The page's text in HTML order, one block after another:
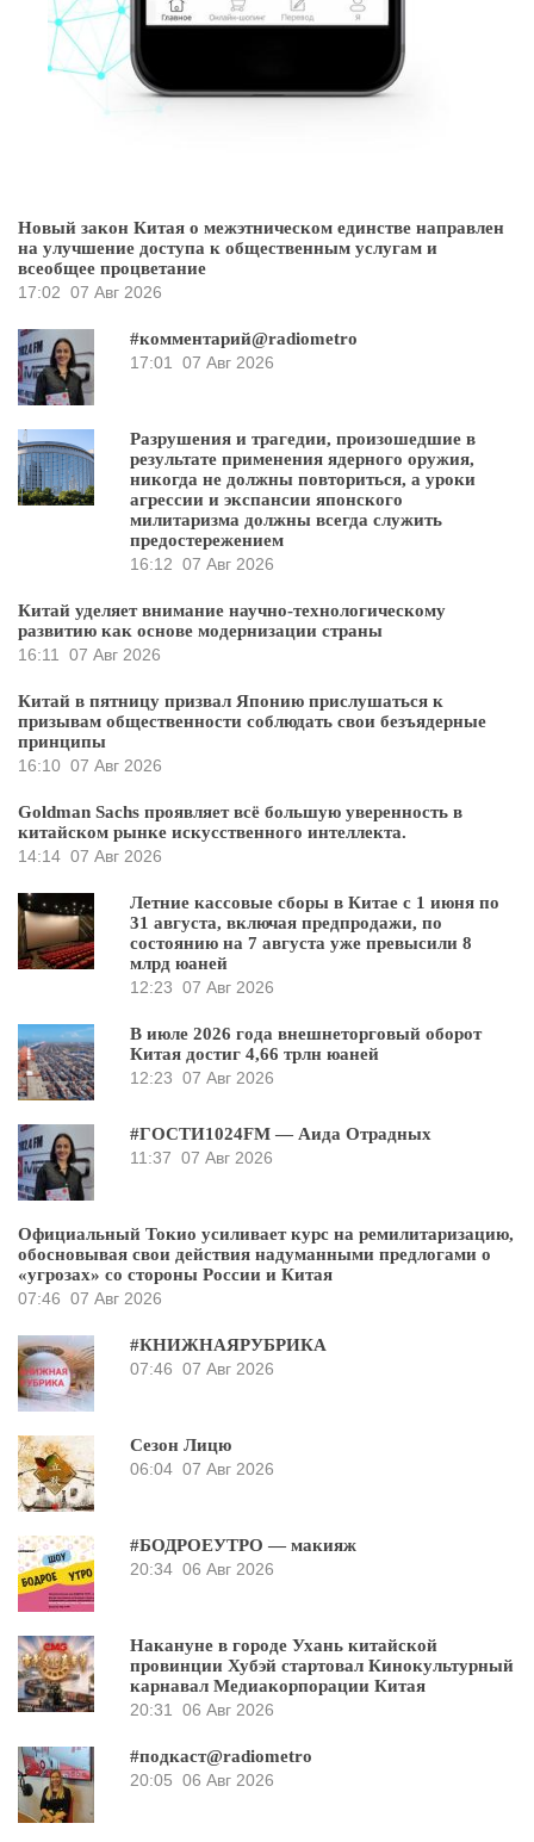
Новый закон Китая о межэтническом единстве направлен
на улучшение доступа к общественным услугам и
всеобщее процветание
17:02 07 Авг 2026
#комментарий@radiometro
17:01
07 Авг 2026
Разрушения и трагедии, произошедшие в
результате применения ядерного оружия,
никогда не должны повториться, а уроки
агрессии и экспансии японского
милитаризма должны всегда служить
предостережением
16:12 07 Авг 2026
Китай уделяет внимание научно-технологическому
развитию как основе модернизации страны
16:11
07 Авг 2026
Китай в пятницу призвал Японию прислушаться к
призывам общественности соблюдать свои безъядерные
принципы
16:10 07 Авг 2026
Goldman Sachs проявляет всё большую уверенность в
китайском рынке искусственного интеллекта.
14:14 07 Авг 2026
Летние кассовые сборы в Китае с 1 июня по
31 августа, включая предпродажи, по
состоянию на 7 августа уже превысили 8
млрд юаней
12:23 07 Авг 2026
В июле 2026 года внешнеторговый оборот
Китая достиг 4,66 трлн юаней
12:23 07 Авг 2026
#ГОСТИ1024FM — Аида Отрадных
11:37 07 Авг 2026
Официальный Токио усиливает курс на ремилитаризацию,
обосновывая свои действия надуманными предлогами о
«угрозах» со стороны России и Китая
07:46 07 Авг 2026
#КНИЖНАЯРУБРИКА
07:46 07 Авг 2026
Сезон Лицю
06:04 07 Авг 2026
#БОДРОЕУТРО — макияж
20:34 06 Авг 2026
Накануне в городе Ухань китайской
провинции Хубэй стартовал Кинокультурный
карнавал Медиакорпорации Китая
20:31
06 Авг 2026
#подкаст@radiometro
20:05 06 Авг 2026